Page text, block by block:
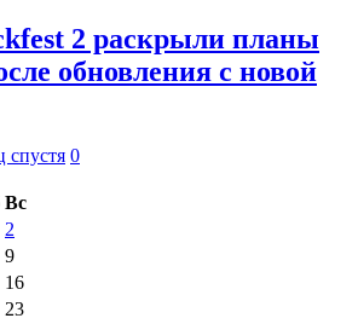
2 раскрыли планы
обновления с новой
спустя 0
Вс
2
9
16
23